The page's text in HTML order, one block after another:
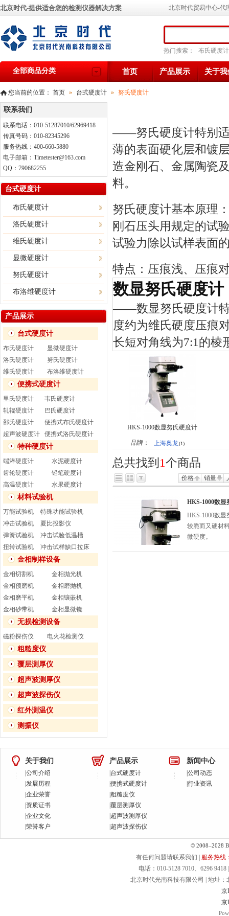
全部商品分类
北京时代-提供适合您的检测仪器解决方案
热门搜索： 布氏硬度计
首页 产品展示 关于我
北京时代贸易中心-代
您当前的位置： 首页 » 台式硬度计 » 努氏硬度计
——努氏硬度计特别适
薄的表面硬化层和镀
造金刚石、金属陶瓷
料。
努氏硬度计基本原理
刚石压头用规定的试
试验力除以试样表面
特点：压痕浅、压痕
数显努氏硬度计
——数显努氏硬度计
度约为维氏硬度压痕
长短对角线为7:1的棱
HKS-1000数显努氏硬度计
品牌： 上海奥龙(1)
总共找到 1个商品
价格 销量
HKS-1000数显
HKS-1000数
较脆而又硬材
微硬度。
联系我们
联系电话：010-51287010/62969418
传真号码：010-82345296
服务热线：400-660-5880
电子邮箱：Timetester@163.com
QQ：790682255
台式硬度计
布氏硬度计
洛氏硬度计
维氏硬度计
显微硬度计
努氏硬度计
布洛维硬度计
产品展示
台式硬度计
布氏硬度计
显微硬度计
洛氏硬度计
努氏硬度计
维氏硬度计
布洛维硬度计
便携式硬度计
里氏硬度计
韦氏硬度计
轧辊硬度计
巴氏硬度计
邵氏硬度计
便携式布氏硬度计
超声波硬度计
便携式洛氏硬度计
特种硬度计
端淬硬度计
水泥硬度计
齿轮硬度计
铅笔硬度计
高温硬度计
水果硬度计
材料试验机
万能试验机
特殊功能试验机
冲击试验机
夏比投影仪
弹簧试验机
冲击试验低温槽
扭转试验机
冲击试样缺口拉床
金相制样设备
金相切割机
金相抛光机
金相预磨机
金相磨抛机
金相磨平机
金相镶嵌机
金相砂带机
金相显微镜
无损检测设备
磁粉探伤仪 电火花检测仪
粗糙度仪
覆层测厚仪
超声波测厚仪
超声波探伤仪
红外测温仪
测振仪
关于我们
公司介绍
发展历程
企业荣誉
资质证书
企业文化
荣誉客户
产品展示
台式硬度计
便携式硬度计
粗糙度仪
覆层测厚仪
超声波测厚仪
超声波探伤仪
新闻中心
公司动态
行业资讯
© 2008–2028
有任何问题请联系我们 | 服务热线
电话：010-5128 7010、6296 9418
北京时代光南科技有限公司 | 地址：
京
京